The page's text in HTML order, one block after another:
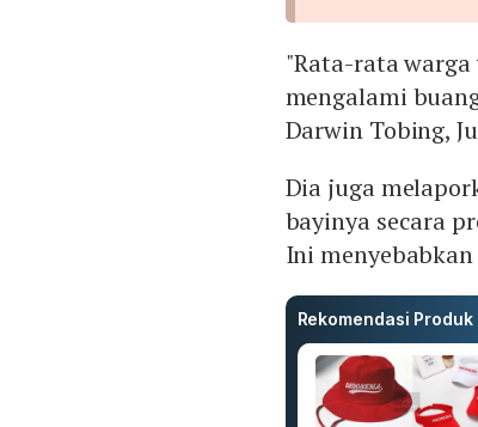
"Rata-rata
mengalami
Darwin Tobing,
Dia juga
bayinya secara
Ini
Rekomendasi Produk